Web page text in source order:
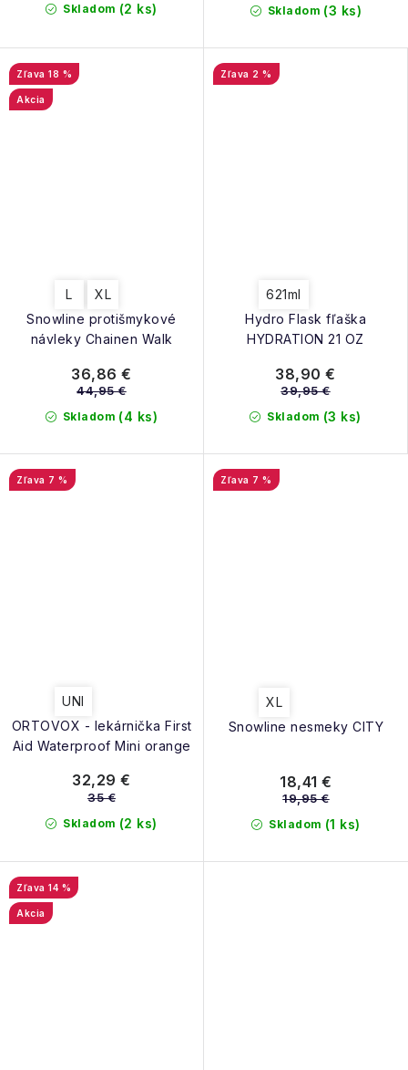
Skladom (2 ks) Skladom (3 ks)
Snowline protišmykové
návleky Chainen Walk
18 %
Akcia
L XL
Skladom (4 ks)
36,86 €
44,95 €
Hydro Flask fľaška
HYDRATION 21 OZ
2 %
621ml
Skladom (3 ks)
38,90 €
39,95 €
ORTOVOX - lekárnička First
Aid Waterproof Mini orange
7 %
UNI
Skladom (2 ks)
32,29 €
35 €
Snowline nesmeky CITY
7 %
XL
Skladom (1 ks)
18,41 €
19,95 €
14 %
Akcia